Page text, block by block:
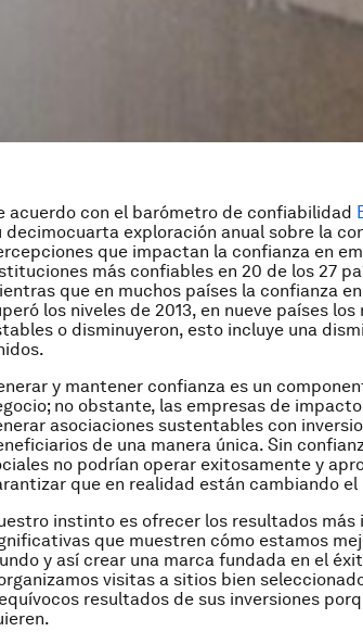
acuerdo con el barómetro de confiabilidad
decimocuarta exploración anual sobre la
que impactan la confianza en
más confiables en 20 de los 27
que en muchos países la confianza
los niveles de 2013, en nueve países
o disminuyeron, esto incluye una
y mantener confianza es un
no obstante, las empresas de
asociaciones sustentables con
de una manera única. Sin
no podrían operar exitosamente y
que en realidad están cambiando el
instinto es ofrecer los resultados
que muestren cómo estamos
y así crear una marca fundada en el
visitas a sitios bien
resultados de sus inversiones